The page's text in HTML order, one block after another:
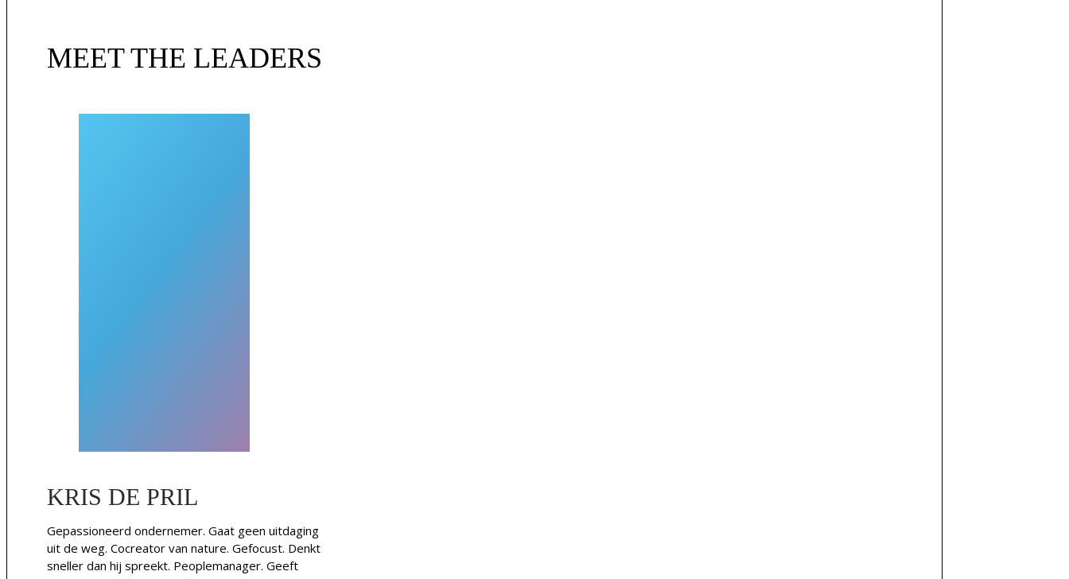
MEET THE LEADERS
KRIS DE PRIL
Gepassioneerd ondernemer. Gaat geen uitdaging
uit de weg. Cocreator van nature. Gefocust. Denkt
sneller dan hij spreekt. Peoplemanager. Geeft